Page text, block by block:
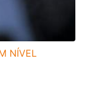
NÍVEL